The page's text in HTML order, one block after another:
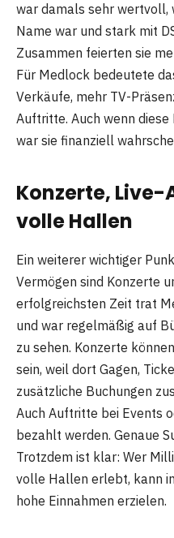
war damals sehr
Name war und stark mit
Zusammen feierten sie
Für Medlock bedeutete
Verkäufe, mehr TV-
Auftritte. Auch wenn
war sie finanziell
Konzerte,
volle Hallen
Ein weiterer wichtiger
Vermögen sind Konzerte
erfolgreichsten Zeit trat
und war regelmäßig auf
zu sehen. Konzerte
sein, weil dort Gagen,
zusätzliche Buchungen
Auch Auftritte bei Events
bezahlt werden. Genaue
Trotzdem ist klar: Wer
volle Hallen erlebt, kann
hohe Einnahmen erzielen.